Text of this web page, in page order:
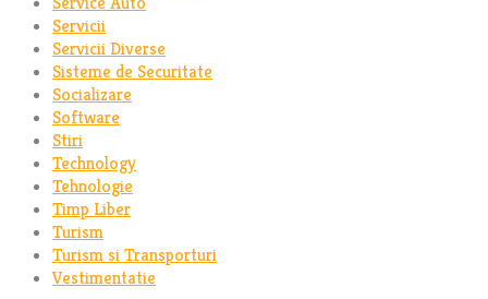
Servicii
Servicii Diverse
Sisteme de Securitate
Socializare
Software
Stiri
Technology
Tehnologie
Timp Liber
Turism
Turism si Transporturi
Vestimentatie